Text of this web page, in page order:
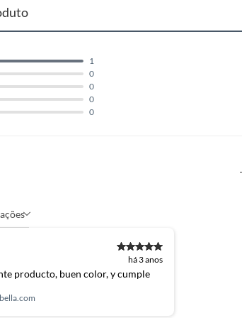
0
0
0
0
1
há 3 anos
producto, buen color, y cumple